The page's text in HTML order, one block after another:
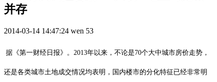
并存
2014-03-14 14:47:24 wen 53
据《第一财经日报》。 2013年以来，不论是70个大中城市房价走势，
还是各类城市土地成交情况均表明，国内楼市的分化特征已经非常明